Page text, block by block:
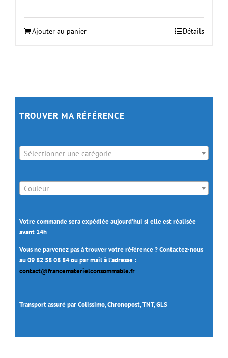
Ajouter au panier Détails
TROUVER MA RÉFÉRENCE
Sélectionner une catégorie
Couleur
Votre commande sera expédiée aujourd’hui si elle est réalisée
avant 14h
Vous ne parvenez pas à trouver votre référence ? Contactez-nous
au 09 82 58 08 84 ou par mail à l’adresse :
contact@francematerielconsommable.fr
Transport assuré par Colissimo, Chronopost, TNT, GLS